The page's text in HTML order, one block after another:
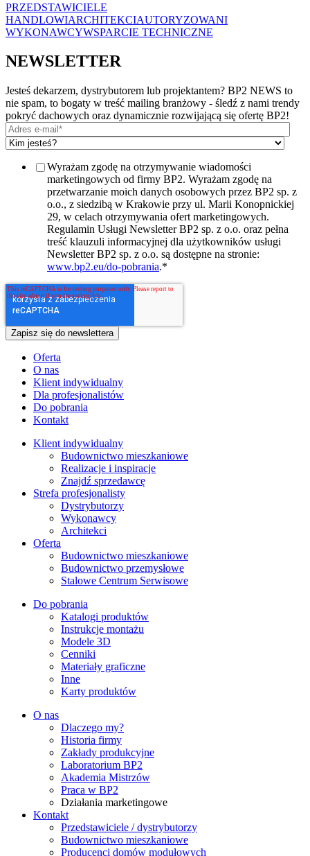
PRZEDSTAWICIELE
HANDLOWIARCHITEKCIAUTORYZOWANI
WYKONAWCYWSPARCIE TECHNICZNE
NEWSLETTER
Jesteś dekarzem, dystrybutorem lub projektantem? BP2 NEWS to
nie spam, to bogaty w treść mailing branżowy - śledź z nami trendy
pokryć dachowych oraz dynamicznie rozwijającą się ofertę BP2!
Wyrażam zgodę na otrzymywanie wiadomości
marketingowych od firmy BP2. Wyrażam zgodę na
przetwarzanie moich danych osobowych przez BP2 sp. z
o.o., z siedzibą w Krakowie przy ul. Marii Konopnickiej
29, w celach otrzymywania ofert marketingowych.
Regulamin Usługi Newsletter BP2 sp. z o.o. oraz pełna
treść klauzuli informacyjnej dla użytkowników usługi
Newsletter BP2 sp. z o.o. są dostępne na stronie:
www.bp2.eu/do-pobrania.*
Oferta
O nas
Klient indywidualny
Dla profesjonalistów
Do pobrania
Kontakt
Klient indywidualny
Budownictwo mieszkaniowe
Realizacje i inspiracje
Znajdź sprzedawcę
Strefa profesjonalisty
Dystrybutorzy
Wykonawcy
Architekci
Oferta
Budownictwo mieszkaniowe
Budownictwo przemysłowe
Stalowe Centrum Serwisowe
Do pobrania
Katalogi produktów
Instrukcje montażu
Modele 3D
Cenniki
Materiały graficzne
Inne
Karty produktów
O nas
Dlaczego my?
Historia firmy
Zakłady produkcyjne
Laboratorium BP2
Akademia Mistrzów
Praca w BP2
Działania marketingowe
Kontakt
Przedstawiciele / dystrybutorzy
Budownictwo mieszkaniowe
Producenci domów modułowych